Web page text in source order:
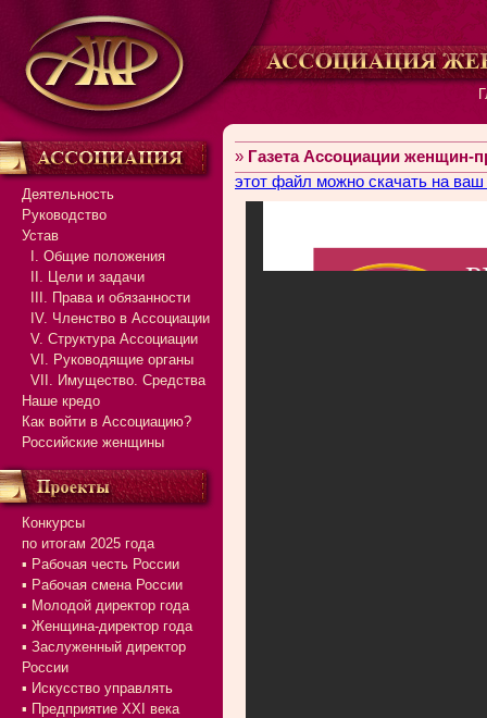
Деятельность
Руководство
Устав
I. Общие положения
II. Цели и задачи
III. Права и обязанности
IV. Членство в Ассоциации
V. Структура Ассоциации
VI. Руководящие органы
VII. Имущество. Средства
Наше кредо
Как войти в Ассоциацию?
Российские женщины
Конкурсы
по итогам 2025 года
▪ Рабочая честь России
▪ Рабочая смена России
▪ Молодой директор года
▪ Женщина-директор года
▪ Заслуженный директор
России
▪ Искусство управлять
▪ Предприятие XXI века
» Газета Ассоциации женщин-
этот файл можно скачать на